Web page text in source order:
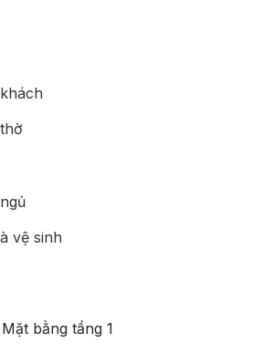
vệ sinh
Mặt bằng tầng 1